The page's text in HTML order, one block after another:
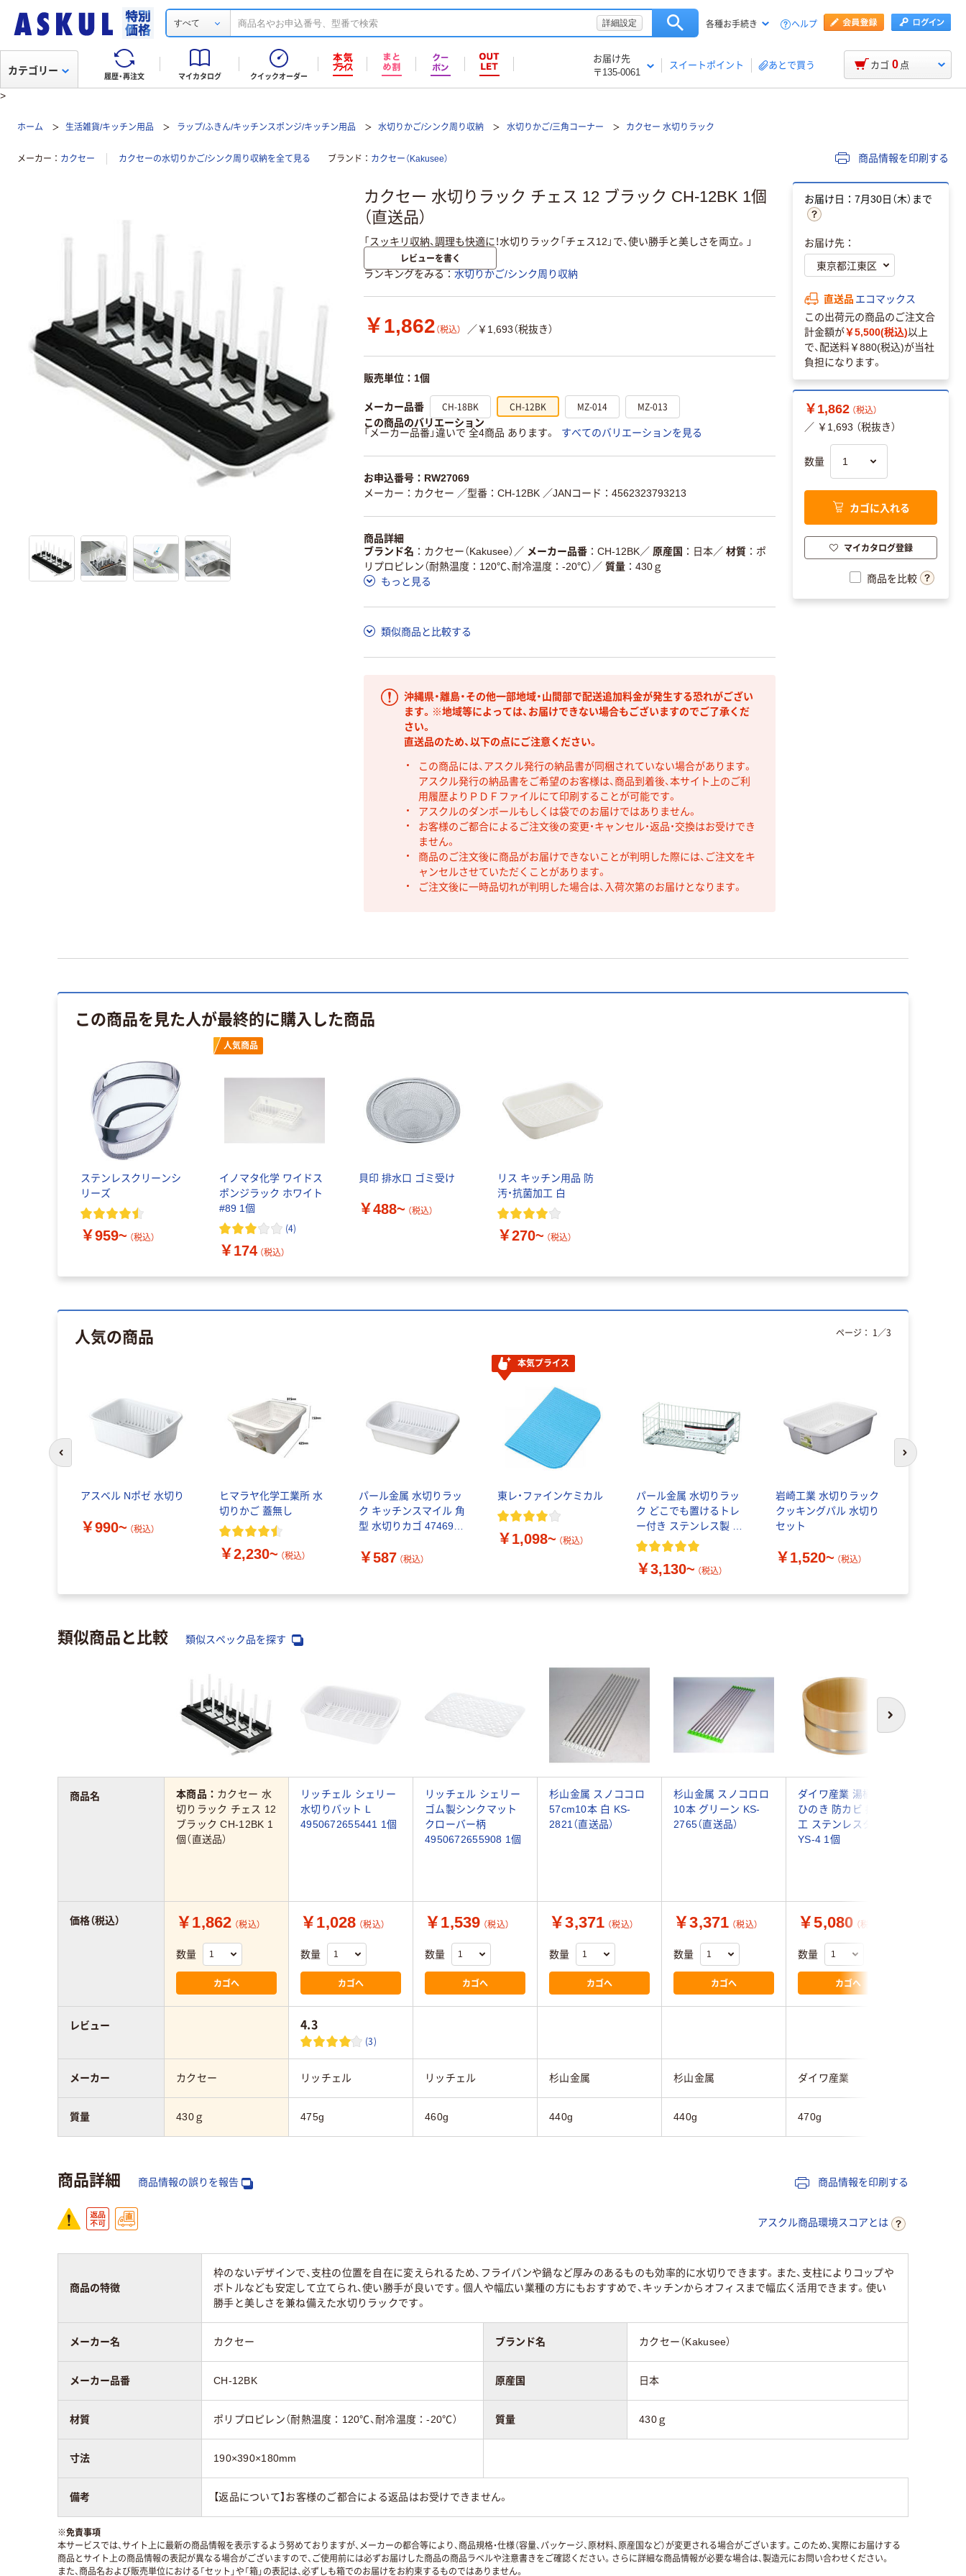
すべて 詳細設定 各種お手続き ヘルプ
履歴・再注文 マイカタログ クイックオーダー
お届け先
〒135-0061
スイートポイント あとで買う
カテゴリー カゴ 0 点
>
ホーム 生活雑貨/キッチン用品 ラップ/ふきん/キッチンスポンジ/キッチン用品 水切りかご/シンク周り収納 水切りかご/三角コーナー カクセー 水切りラック
メーカー カクセー カクセーの水切りかご/シンク周り収納を全て見る ブランド カクセー（Kakusee） 商品情報を印刷する
カクセー 水切りラック チェス 12 ブラック CH-12BK 1個
（直送品）
「スッキリ収納、調理も快適に！水切りラック「チェス12」で、使い勝手と美しさを両立。」
レビューを書く
ランキングをみる 水切りかご/シンク周り収納
￥1,862 （税込） ／￥1,693（税抜き）
販売単位：1個
メーカー品番 CH-18BK CH-12BK MZ-014 MZ-013
この商品のバリエーション
「メーカー品番」違いで 全4商品 あります。
すべてのバリエーションを見る
お申込番号：RW27069
メーカー：カクセー ／型番：CH-12BK ／JANコード：4562323793213
商品詳細
ブランド名
カクセー（Kakusee） ／ メーカー品番 CH-12BK／ 原産国 日本／ 材質
ポ
リプロピレン（耐熱温度：120℃、耐冷温度：-20℃） ／ 質量
430ｇ
もっと見る
類似商品と比較する
沖縄県・離島・その他一部地域・山間部で配送追加料金が発生する恐れがござい
ます。※地域等によっては、お届けできない場合もございますのでご了承くだ
さい。
直送品のため、以下の点にご注意ください。
この商品には、アスクル発行の納品書が同梱されていない場合があります。
アスクル発行の納品書をご希望のお客様は、商品到着後、本サイト上のご利
用履歴よりＰＤＦファイルにて印刷することが可能です。
アスクルのダンボールもしくは袋でのお届けではありません。
お客様のご都合によるご注文後の変更・キャンセル・返品・交換はお受けでき
ません。
商品のご注文後に商品がお届けできないことが判明した際には、ご注文をキ
ャンセルさせていただくことがあります。
ご注文後に一時品切れが判明した場合は、入荷次第のお届けとなります。
お届け日：7月30日（木）まで
お届け先：
直送品 エコマックス
この出荷元の商品のご注文合
計金額が￥5,500(税込)以上
で、配送料￥880(税込)が当社
負担になります。
￥1,862 （税込）
／ ￥1,693 （税抜き）
数量
カゴに入れる
マイカタログ登録
商品を比較
この商品を見た人が最終的に購入した商品
ステンレスクリーンシ
リーズ
￥959~ （税込）
人気商品
イノマタ化学 ワイドス
ポンジラック ホワイト
#89 1個
(4)
￥174 （税込）
貝印 排水口 ゴミ受け
￥488~ （税込）
リス キッチン用品 防
汚・抗菌加工 白
￥270~ （税込）
人気の商品
アスベル Nポゼ 水切り
￥990~ （税込）
ヒマラヤ化学工業所 水
切りかご 蓋無し
￥2,230~ （税込）
パール金属 水切りラッ
ク キッチンスマイル 角
型 水切りカゴ 474690 1
￥587 （税込）
本気プライス
東レ・ファインケミカル
￥1,098~ （税込）
パール金属 水切りラッ
ク どこでも置けるトレ
ー付き ステンレス製 ア
ットアクア
￥3,130~ （税込）
岩崎工業 水切りラック
クッキングパル 水切り
セット
￥1,520~ （税込）
ページ： 1 ／3
次のスライド
類似商品と比較 類似スペック品を探す
次へ
本商品： カクセー 水
切りラック チェス 12
ブラック CH-12BK 1
個（直送品）
リッチェル シェリー
水切りバット L
4950672655441 1個
リッチェル シェリー
ゴム製シンクマット
クローバー柄
4950672655908 1個
杉山金属 スノココロ
57cm10本 白 KS-
2821（直送品）
杉山金属 スノコロロ
10本 グリーン KS-
2765（直送品）
ダイワ産業 湯桶 木製
ひのき 防カビ 撥水加
工 ステンレスタガ
YS-4 1個
￥1,862 （税込）
数量
カゴへ
￥1,028 （税込）
数量
カゴへ
￥1,539 （税込）
数量
カゴへ
￥3,371 （税込）
数量
カゴへ
￥3,371 （税込）
数量
カゴへ
￥5,080 （税込）
数量
カゴへ
4.3
(3)
カクセー リッチェル リッチェル 杉山金属 杉山金属 ダイワ産業
430ｇ 475g 460g 440g 440g 470g
商品名
価格（税込）
レビュー
メーカー
質量
商品詳細 商品情報の誤りを報告 商品情報を印刷する
アスクル商品環境スコアとは
商品の特徴
枠のないデザインで、支柱の位置を自在に変えられるため、フライパンや鍋など厚みのあるものも効率的に水切りできます。また、支柱によりコップや
ボトルなども安定して立てられ、使い勝手が良いです。個人や幅広い業種の方にもおすすめで、キッチンからオフィスまで幅広く活用できます。使い
勝手と美しさを兼ね備えた水切りラックです。
メーカー名 カクセー ブランド名 カクセー（Kakusee）
メーカー品番 CH-12BK 原産国 日本
材質 ポリプロピレン（耐熱温度：120℃、耐冷温度：-20℃） 質量 430ｇ
寸法 190×390×180mm
備考 【返品について】お客様のご都合による返品はお受けできません。
※免責事項
本サービスでは、サイト上に最新の商品情報を表示するよう努めておりますが、メーカーの都合等により、商品規格・仕様（容量、パッケージ、原材料、原産国など）が変更される場合がございます。このため、実際にお届けする
商品とサイト上の商品情報の表記が異なる場合がございますので、ご使用前には必ずお届けした商品の商品ラベルや注意書きをご確認ください。さらに詳細な商品情報が必要な場合は、製造元にお問い合わせください。
また、商品名および販売単位における「セット」や「箱」の表記は、必ずしも箱でのお届けをお約束するものではありません。